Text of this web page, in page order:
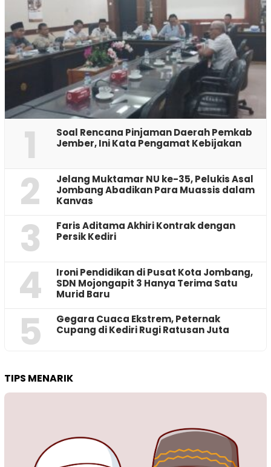
1
‎Soal Rencana Pinjaman Daerah Pemkab
Jember, Ini Kata Pengamat Kebijakan ‎
2
Jelang Muktamar NU ke-35, Pelukis Asal
Jombang Abadikan Para Muassis dalam
Kanvas
3
Faris Aditama Akhiri Kontrak dengan
Persik Kediri
4
Ironi Pendidikan di Pusat Kota Jombang,
SDN Mojongapit 3 Hanya Terima Satu
Murid Baru
5
‎Gegara Cuaca Ekstrem, Peternak
Cupang di Kediri Rugi Ratusan Juta
TIPS MENARIK